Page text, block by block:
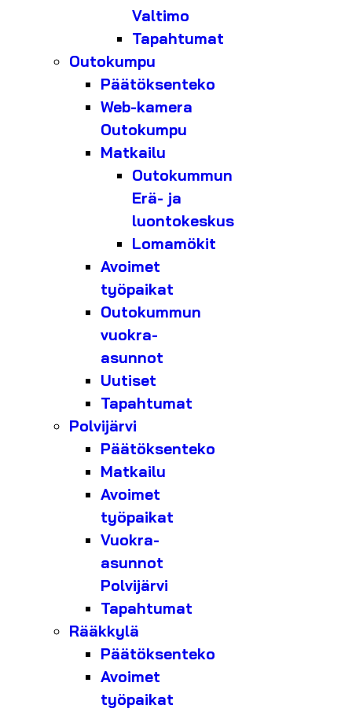
Valtimo
Tapahtumat
Outokumpu
Päätöksenteko
Web-kamera
Outokumpu
Matkailu
Outokummun
Erä- ja
luontokeskus
Lomamökit
Avoimet
työpaikat
Outokummun
vuokra-
asunnot
Uutiset
Tapahtumat
Polvijärvi
Päätöksenteko
Matkailu
Avoimet
työpaikat
Vuokra-
asunnot
Polvijärvi
Tapahtumat
Rääkkylä
Päätöksenteko
Avoimet
työpaikat